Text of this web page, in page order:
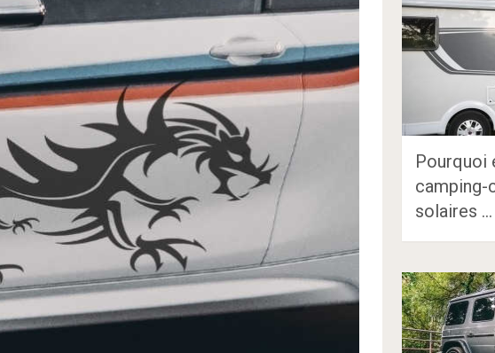
Pourquoi
camping-
solaires …